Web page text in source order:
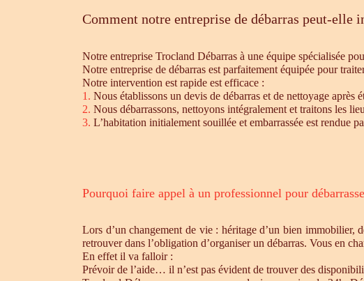
Comment notre entreprise de débarras peut-elle
Notre entreprise Trocland Débarras à une équipe spécialisée
Notre entreprise de débarras est parfaitement équipée pour
Notre intervention est rapide est efficace :
1. Nous établissons un devis de débarras et de nettoyage après
2. Nous débarrassons, nettoyons intégralement et traitons les
3. L’habitation initialement souillée et embarrassée est rendue
Pourquoi faire appel à un professionnel pour
Lors d’un changement de vie : héritage d’un bien immobilier,
retrouver dans l’obligation d’organiser un débarras. Vous en
En effet il va falloir :
Prévoir de l’aide… il n’est pas évident de trouver des